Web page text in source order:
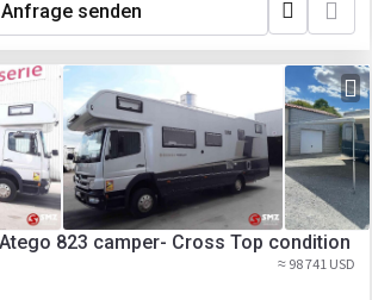
Anfrage senden
823 camper- Cross Top condition
≈ 98 741 USD